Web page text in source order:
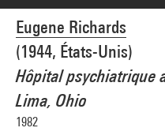
Eugene Richards
(1944, États-Unis)
Hôpital psychiatrique
Lima, Ohio
1982
© droits réservés
Photo credits : Centre Pompidou,
Image reference : 4N57666
Image presentation :